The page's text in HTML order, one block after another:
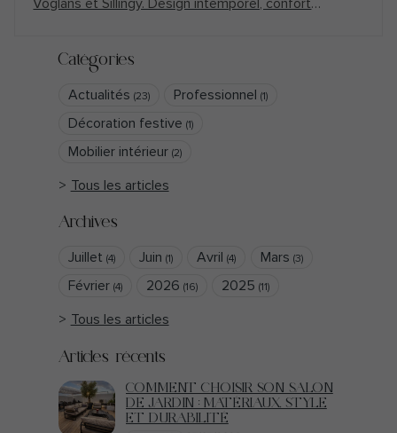
Catégories
Actualités (23) Professionnel(1)
Décoration festive (1)
Mobilier intérieur (2)
Tous les articles
Archives
Juillet (4) Juin(1) Avril(4) Mars (3)
Février (4) 2026(16) 2025(11)
Tous les articles
Articles récents
COMMENT CHOISIR SON SALON
DE JARDIN : MATÉRIAUX, STYLE
ET DURABILITÉ
chez Rêves d’Extérieurs.